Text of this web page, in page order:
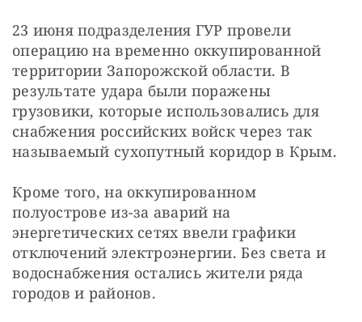
23 июня подразделения ГУР провели
операцию на временно оккупированной
территории Запорожской области. В
результате удара были поражены
грузовики, которые использовались для
снабжения российских войск через так
называемый сухопутный коридор в Крым.
Кроме того, на оккупированном
полуострове из-за аварий на
энергетических сетях ввели графики
отключений электроэнергии. Без света и
водоснабжения остались жители ряда
городов и районов.